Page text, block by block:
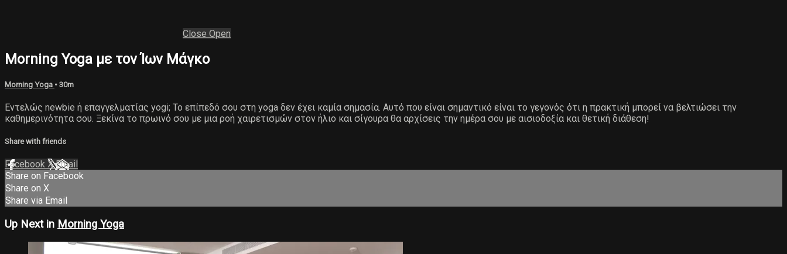
Close Open
Morning Yoga με τον Ίων Μάγκο
Morning Yoga • 30m
Εντελώς newbie ή επαγγελματίας yogi; Το επίπεδό σου στη yoga δεν έχει καμία σημασία. Αυτό που είναι σημαντικό είναι το γεγονός ότι η πρακτική μπορεί να βελτιώσει την
καθημερινότητα σου. Ξεκίνα το πρωινό σου με μια ροή χαιρετισμών στον ήλιο και σίγουρα θα αρχίσεις την ημέρα σου με αισιοδοξία και θετική διάθεση!
Share with friends
Facebook XEmail
Share on Facebook
Share on X
Share via Email
Up Next in Morning Yoga